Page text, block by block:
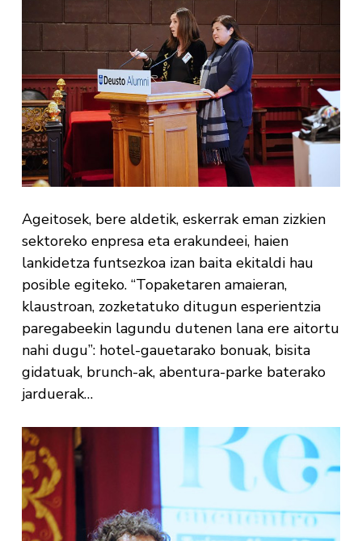
Ageitosek, bere aldetik, eskerrak eman zizkien
sektoreko enpresa eta erakundeei, haien
lankidetza funtsezkoa izan baita ekitaldi hau
posible egiteko. “Topaketaren amaieran,
klaustroan, zozketatuko ditugun esperientzia
paregabeekin lagundu dutenen lana ere aitortu
nahi dugu”: hotel-gauetarako bonuak, bisita
gidatuak, brunch-ak, abentura-parke baterako
jarduerak…